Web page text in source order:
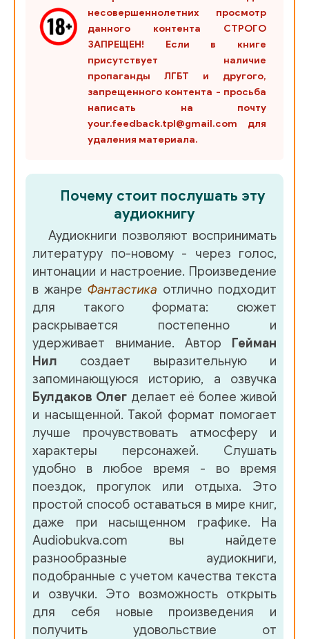
несовершеннолетних просмотр
данного контента СТРОГО
ЗАПРЕЩЕН! Если в книге
присутствует наличие
пропаганды ЛГБТ и другого,
запрещенного контента - просьба
написать на почту
your.feedback.tpl@gmail.com для
удаления материала.
Почему стоит послушать эту
аудиокнигу
Аудиокниги позволяют воспринимать
литературу по-новому - через голос,
интонации и настроение. Произведение
в жанре Фантастика отлично подходит
для такого формата: сюжет
раскрывается постепенно и
удерживает внимание. Автор
Гейман
Нил создает выразительную и
запоминающуюся историю, а озвучка
Булдаков Олег делает её более живой
и насыщенной. Такой формат помогает
лучше прочувствовать атмосферу и
характеры персонажей. Слушать
удобно в любое время - во время
поездок, прогулок или отдыха. Это
простой способ оставаться в мире книг,
даже при насыщенном графике. На
Audiobukva.com вы найдете
разнообразные аудиокниги,
подобранные с учетом качества текста
и озвучки. Это возможность открыть
для себя новые произведения и
получить удовольствие от